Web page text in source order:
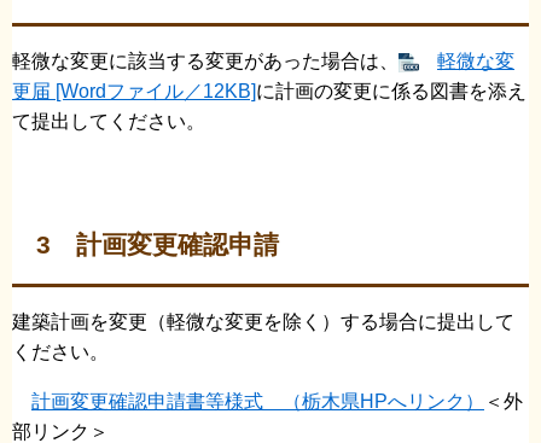
軽微な変更に該当する変更があった場合は、
軽微な変
更届 [Wordファイル／12KB]に計画の変更に係る図書を添え
て提出してください。
3 計画変更確認申請
建築計画を変更（軽微な変更を除く）する場合に提出して
ください。
計画変更確認申請書等様式 （栃木県HPへリンク）
＜外
部リンク＞